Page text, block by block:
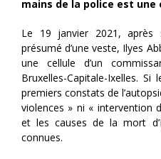
mains de la police est
Le 19 janvier 2021,
présumé d’une veste, Ilyes
une cellule d’un
Bruxelles-Capitale-Ixelles.
premiers constats de
violences » ni « intervention
et les causes de la mort
connues.